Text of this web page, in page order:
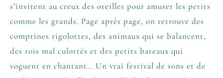
s’invitent au creux des oreilles pour amuser les petits
comme les grands. Page après page, on retrouve des
comptines rigolottes, des animaux qui se balancent,
des rois mal culottés et des petits bateaux qui
voguent en chantant… Un vrai festival de sons et de